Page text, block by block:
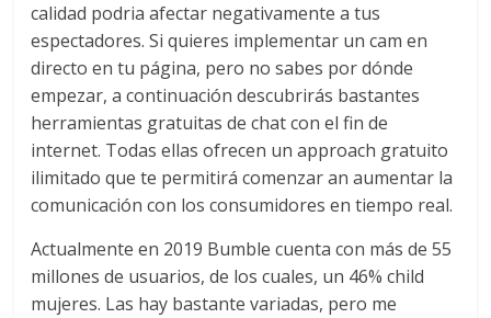
calidad podria afectar negativamente a tus
espectadores. Si quieres implementar un cam en
directo en tu página, pero no sabes por dónde
empezar, a continuación descubrirás bastantes
herramientas gratuitas de chat con el fin de
internet. Todas ellas ofrecen un approach gratuito
ilimitado que te permitirá comenzar an aumentar la
comunicación con los consumidores en tiempo real.
Actualmente en 2019 Bumble cuenta con más de 55
millones de usuarios, de los cuales, un 46% child
mujeres. Las hay bastante variadas, pero me